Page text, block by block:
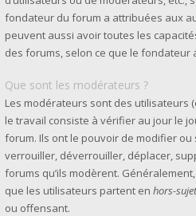
fondateur du forum a attribuées aux
peuvent aussi avoir toutes les
des forums, selon ce que le fondateur
Que sont les modérateurs ?
Les modérateurs sont des utilisateurs
le travail consiste à vérifier au jour le
forum. Ils ont le pouvoir de modifier
verrouiller, déverrouiller, déplacer,
forums qu’ils modèrent.
que les utilisateurs partent en hors-sujet
ou offensant.